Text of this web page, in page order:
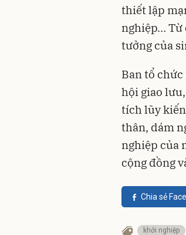
thiết lập
nghiệp… Từ
tưởng của
Ban tổ
hội giao
tích lũy
thân, dám
nghiệp của
cộng đồng
Chia sẻ
khởi nghiệp